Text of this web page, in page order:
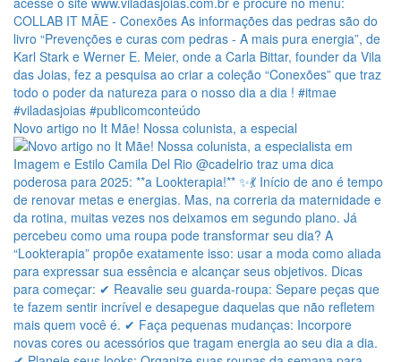
Novo artigo no It Mãe! Nossa colunista, a especial